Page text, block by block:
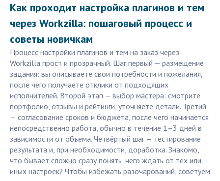
Как проходит настройка плагинов и тем
через Workzilla: пошаговый процесс и
советы новичкам
Процесс настройки плагинов и тем на заказ через
Workzilla прост и прозрачный. Шаг первый — размещение
задания: вы описываете свои потребности и пожелания,
после чего получаете отклики от подходящих
исполнителей. Второй этап — выбор мастера: смотрите
портфолио, отзывы и рейтинги, уточняете детали. Третий
— согласование сроков и бюджета, после чего начинается
непосредственно работа, обычно в течение 1–3 дней в
зависимости от объема. Четвёртый шаг — тестирование
результата и, при необходимости, доработка. Знакомо,
что бывает сложно сразу понять, чего ждать от тех или
иных настроек? Чтобы избежать разочарований, советуем